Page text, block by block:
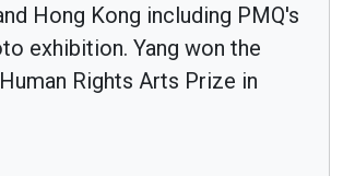
Hong Kong including PMQ's
exhibition. Yang won the
Rights Arts Prize in